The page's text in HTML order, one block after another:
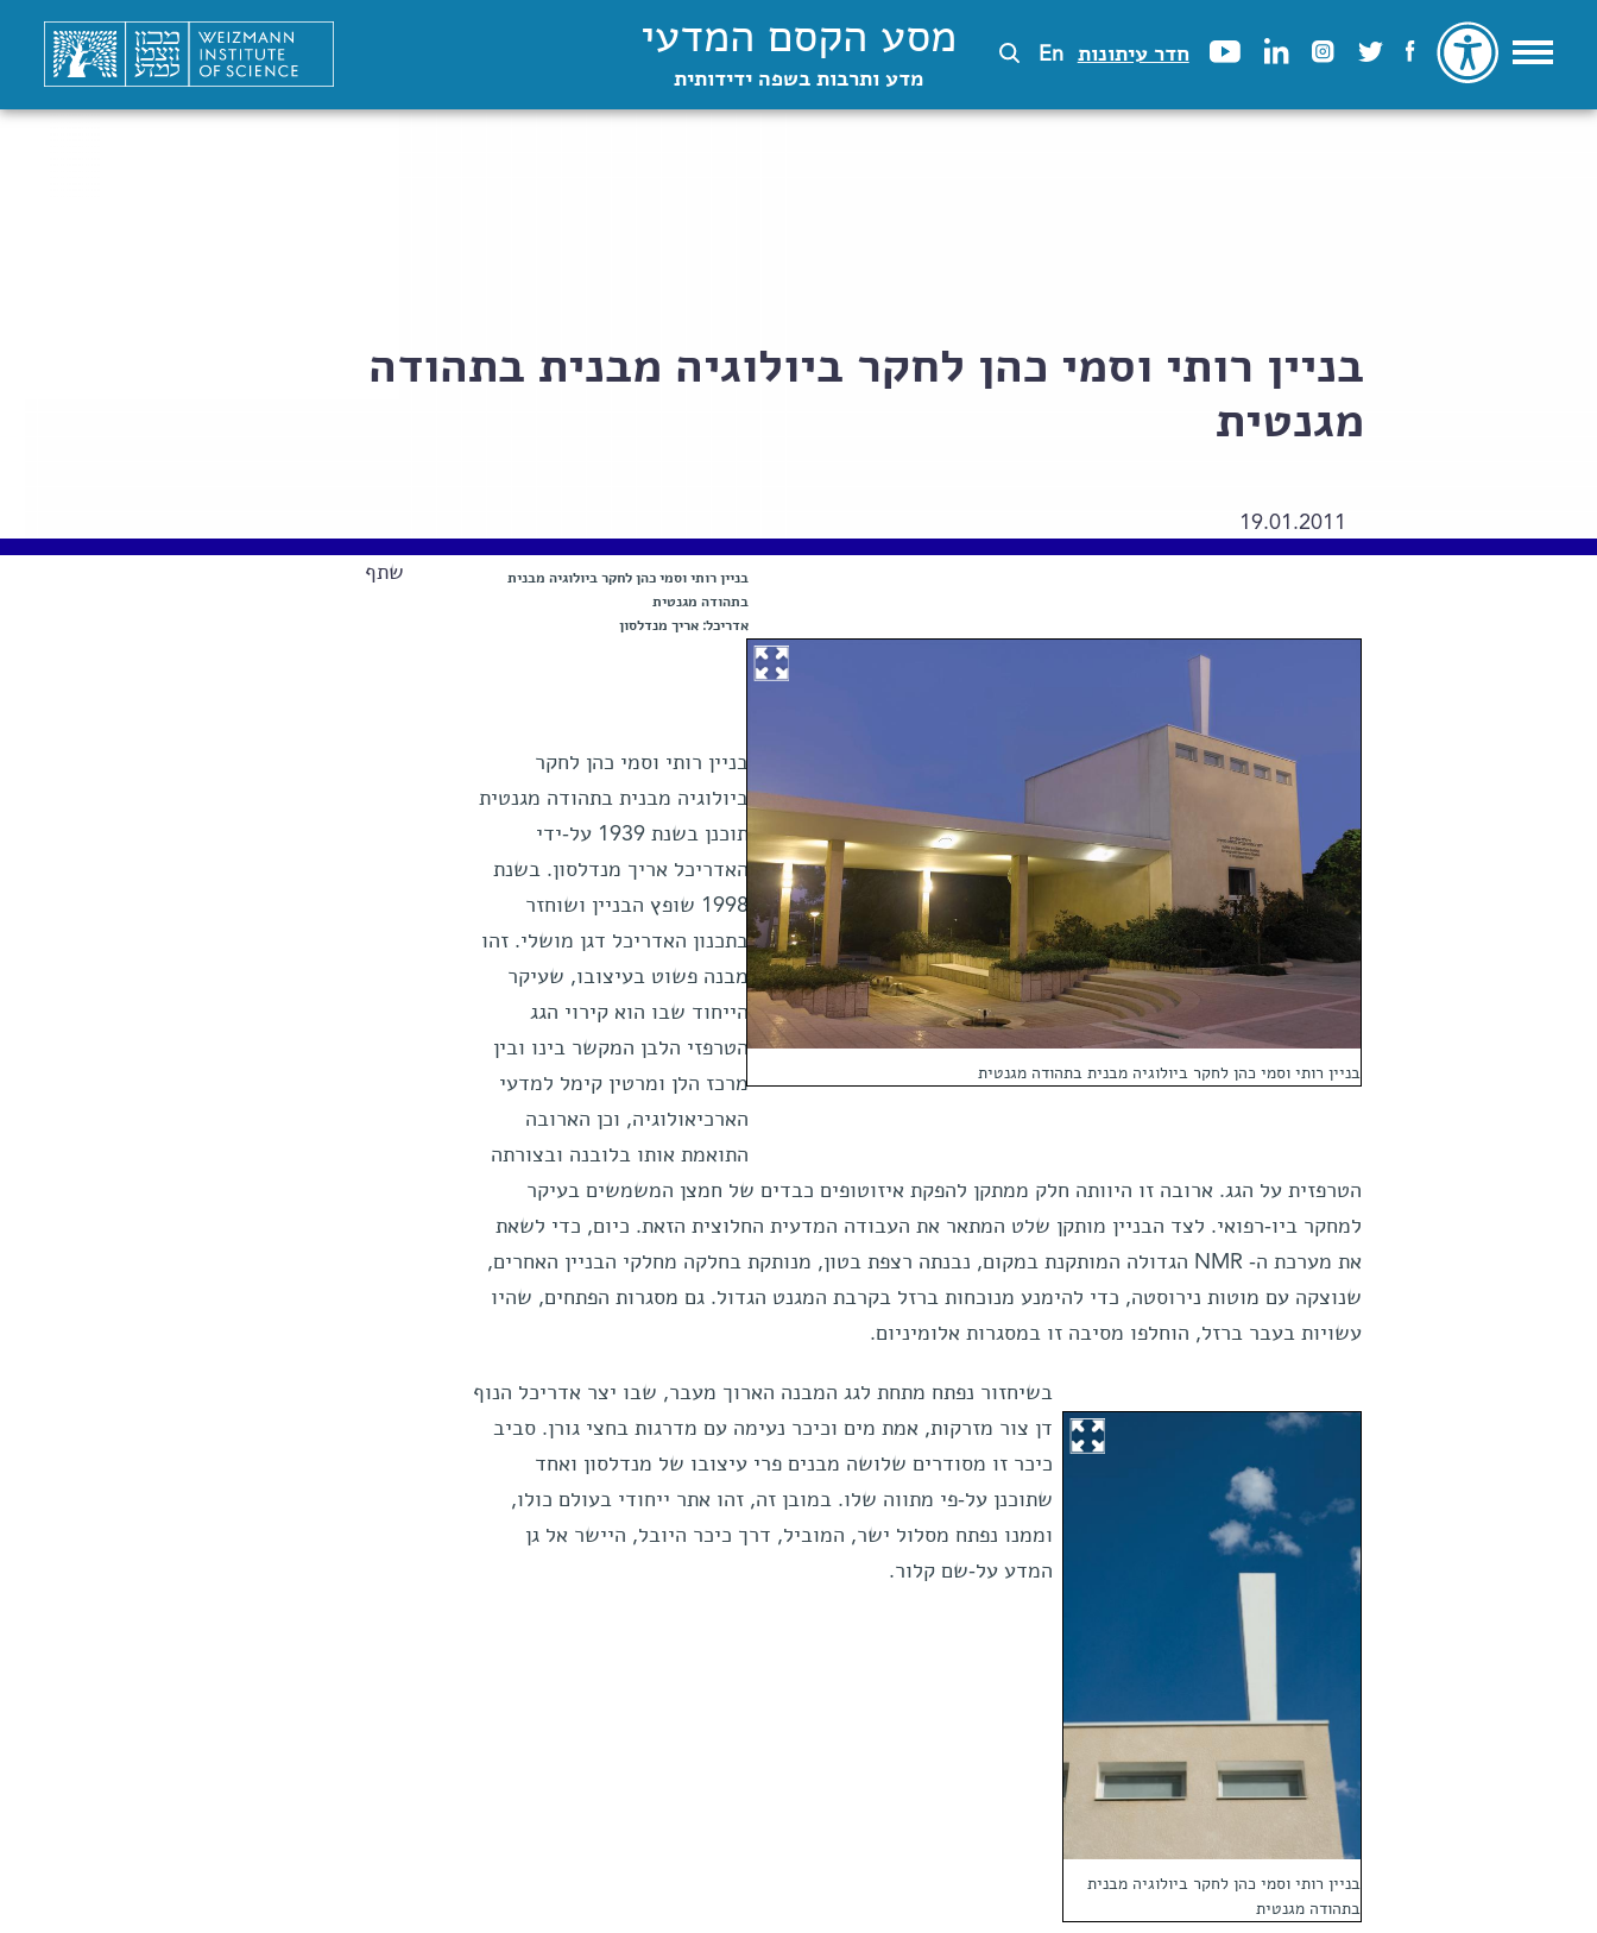
חדר עיתונות En מסע הקסם המדעי
מדע ותרבות בשפה ידידותית
בניין רותי וסמי כהן לחקר ביולוגיה מבנית בתהודה
מגנטית
19.01.2011
שתף
בניין רותי וסמי כהן לחקר ביולוגיה מבנית בתהודה מגנטית
בניין רותי וסמי כהן לחקר ביולוגיה מבנית
בתהודה מגנטית
אדריכל: אריך מנדלסון
בניין רותי וסמי כהן לחקר
ביולוגיה מבנית בתהודה מגנטית
תוכנן בשנת 1939 על-ידי
האדריכל אריך מנדלסון. בשנת
1998 שופץ הבניין ושוחזר
בתכנון האדריכל דגן מושלי. זהו
מבנה פשוט בעיצובו, שעיקר
הייחוד שבו הוא קירוי הגג
הטרפזי הלבן המקשר בינו ובין
מרכז הלן ומרטין קימל למדעי
הארכיאולוגיה, וכן הארובה
התואמת אותו בלובנה ובצורתה
הטרפזית על הגג. ארובה זו היוותה חלק ממתקן להפקת איזוטופים כבדים של חמצן המשמשים בעיקר
למחקר ביו-רפואי. לצד הבניין מותקן שלט המתאר את העבודה המדעית החלוצית הזאת. כיום, כדי לשאת
את מערכת ה- NMR הגדולה המותקנת במקום, נבנתה רצפת בטון, מנותקת בחלקה מחלקי הבניין האחרים,
שנוצקה עם מוטות נירוסטה, כדי להימנע מנוכחות ברזל בקרבת המגנט הגדול. גם מסגרות הפתחים, שהיו
עשויות בעבר ברזל, הוחלפו מסיבה זו במסגרות אלומיניום.
בניין רותי וסמי כהן לחקר ביולוגיה מבנית
בתהודה מגנטית
בשיחזור נפתח מתחת לגג המבנה הארוך מעבר, שבו יצר אדריכל הנוף
דן צור מזרקות, אמת מים וכיכר נעימה עם מדרגות בחצי גורן. סביב
כיכר זו מסודרים שלושה מבנים פרי עיצובו של מנדלסון ואחד
שתוכנן על-פי מתווה שלו. במובן זה, זהו אתר ייחודי בעולם כולו,
וממנו נפתח מסלול ישר, המוביל, דרך כיכר היובל, היישר אל גן
המדע על-שם קלור.